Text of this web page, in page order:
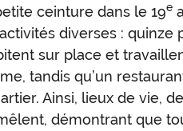
ceinture dans le 19e
diverses : quinze
sur place et
tandis qu’un
Ainsi, lieux de vie,
démontrant que